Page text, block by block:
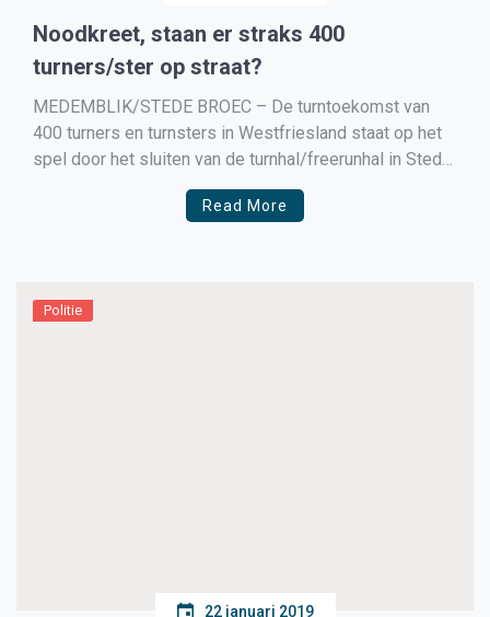
Noodkreet, staan er straks 400
turners/ster op straat?
MEDEMBLIK/STEDE BROEC – De turntoekomst van
400 turners en turnsters in Westfriesland staat op het
spel door het sluiten van de turnhal/freerunhal in Stede
Broec. Medemblikse Marja Heerdt, voorzitster van de
gymnastiek- en turnvereniging GTS uit Stede Broec laat
Read More
Politie
22 januari 2019